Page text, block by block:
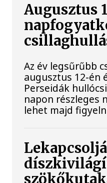
Augusztus
Az év legsűrűbb
augusztus 12-én
Perseidák
napon részleges
lehet majd